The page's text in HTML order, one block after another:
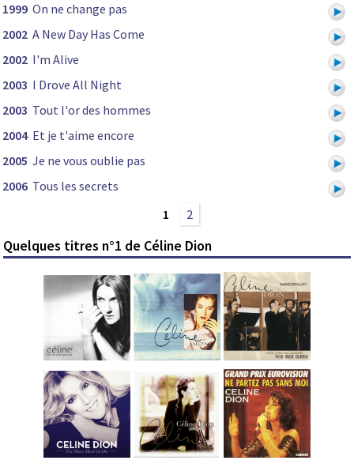
1999 On ne change pas
2002 A New Day Has Come
2002 I'm Alive
2003 I Drove All Night
2003 Tout l'or des hommes
2004 Et je t'aime encore
2005 Je ne vous oublie pas
2006 Tous les secrets
1
2
Quelques titres n°1 de Céline Dion